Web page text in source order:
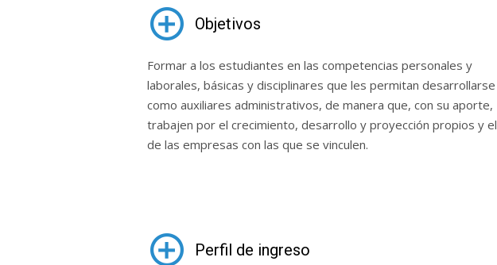
Objetivos
Formar a los estudiantes en las competencias personales y
laborales, básicas y disciplinares que les permitan desarrollarse
como auxiliares administrativos, de manera que, con su aporte,
trabajen por el crecimiento, desarrollo y proyección propios y el
de las empresas con las que se vinculen.
Perfil de ingreso